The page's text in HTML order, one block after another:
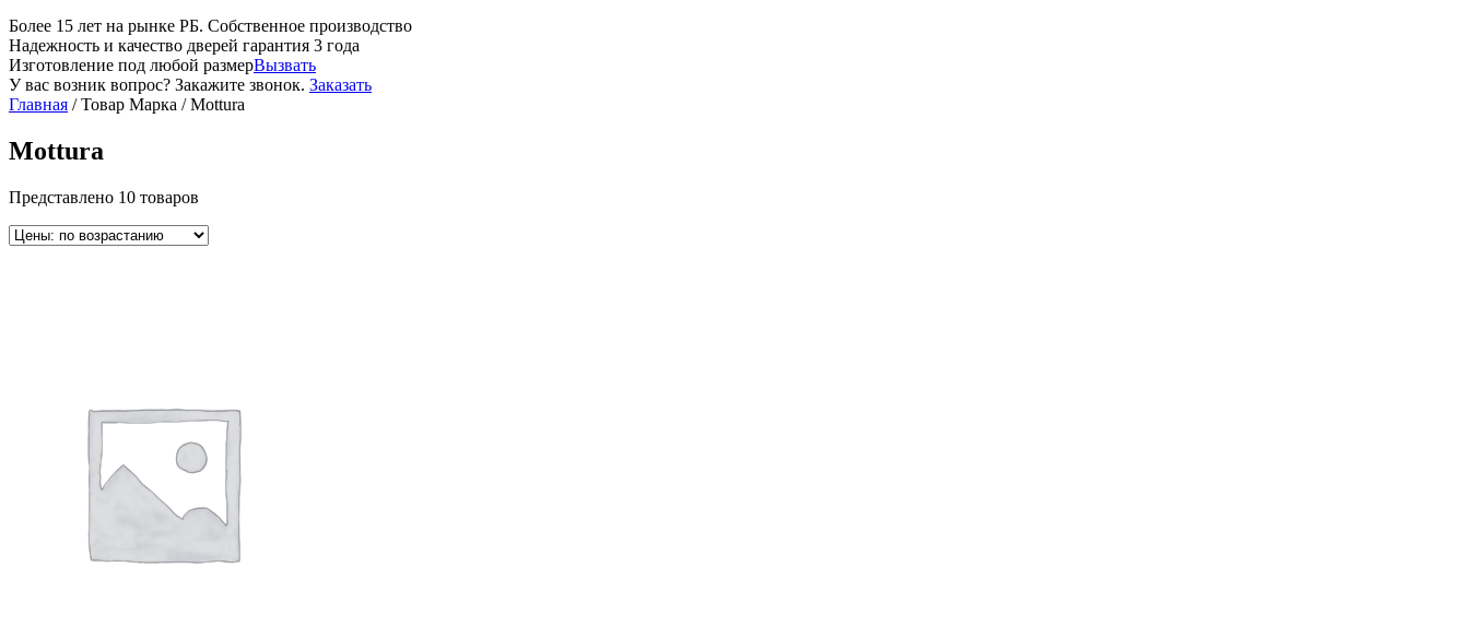
Более 15 лет на рынке РБ. Cобственное производство
Надежность и качество дверей гарантия 3 года
Изготовление под любой размерВызвать
У вас возник вопрос? Закажите звонок. Заказать
Главная / Товар Марка / Mottura
Mottura
Представлено 10 товаров